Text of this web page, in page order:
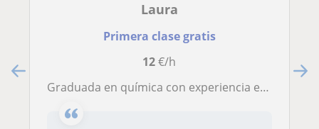
Laura
Primera clase gratis
12€/h
Graduada en química con experiencia en clases particulares desde primaria hasta bachillerato